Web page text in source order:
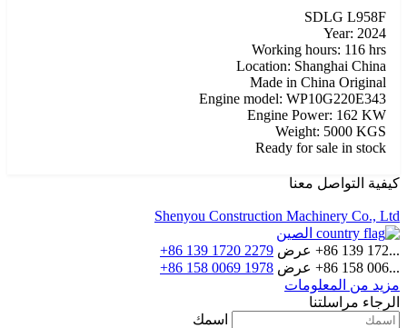
SDLG L958F
Year: 2024
Working hours: 116 hrs
Location: Shanghai China
Made in China Original
Engine model: WP10G220E343
Engine Power: 162 KW
Weight: 5000 KGS
Ready for sale in stock
كيفية التواصل معنا
Shenyou Construction Machinery Co., Ltd
الصين
+86 139 172... عرض +86 139 1720 2279
+86 158 006... عرض +86 158 0069 1978
مزيد من المعلومات
الرجاء مراسلتنا
اسمك